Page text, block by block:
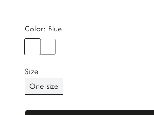
Color:
blue
Size
One size